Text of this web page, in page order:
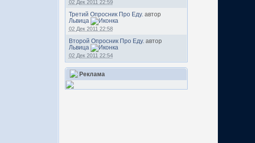
02 Дек 2011 22:59
Третий Опросник Про Еду. автор
Львица
02 Дек 2011 22:58
Второй Опросник Про Еду. автор
Львица
02 Дек 2011 22:54
Реклама